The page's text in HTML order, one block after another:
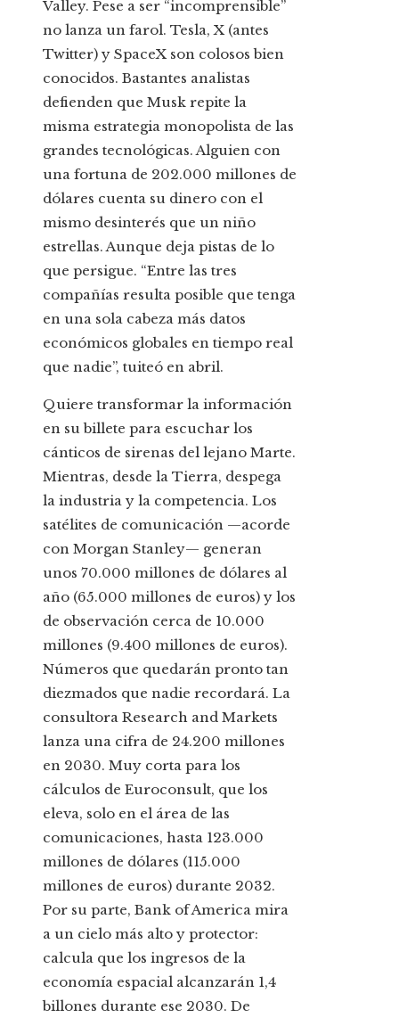
Valley. Pese a ser “incomprensible”
no lanza un farol. Tesla, X (antes
Twitter) y SpaceX son colosos bien
conocidos. Bastantes analistas
defienden que Musk repite la
misma estrategia monopolista de las
grandes tecnológicas. Alguien con
una fortuna de 202.000 millones de
dólares cuenta su dinero con el
mismo desinterés que un niño
estrellas. Aunque deja pistas de lo
que persigue. “Entre las tres
compañías resulta posible que tenga
en una sola cabeza más datos
económicos globales en tiempo real
que nadie”, tuiteó en abril.
Quiere transformar la información
en su billete para escuchar los
cánticos de sirenas del lejano Marte.
Mientras, desde la Tierra, despega
la industria y la competencia. Los
satélites de comunicación —acorde
con Morgan Stanley— generan
unos 70.000 millones de dólares al
año (65.000 millones de euros) y los
de observación cerca de 10.000
millones (9.400 millones de euros).
Números que quedarán pronto tan
diezmados que nadie recordará. La
consultora Research and Markets
lanza una cifra de 24.200 millones
en 2030. Muy corta para los
cálculos de Euroconsult, que los
eleva, solo en el área de las
comunicaciones, hasta 123.000
millones de dólares (115.000
millones de euros) durante 2032.
Por su parte, Bank of America mira
a un cielo más alto y protector:
calcula que los ingresos de la
economía espacial alcanzarán 1,4
billones durante ese 2030. De